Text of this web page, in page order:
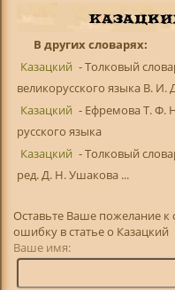
В других словарях:
Казацкий - Толковый
великорусского языка В. И.
Казацкий - Ефремова Т. Ф.
русского языка
Казацкий - Толковый
ред. Д. Н. Ушакова ...
Оставьте Ваше пожелание
ошибку в статье о Казацкий
Ваше имя: